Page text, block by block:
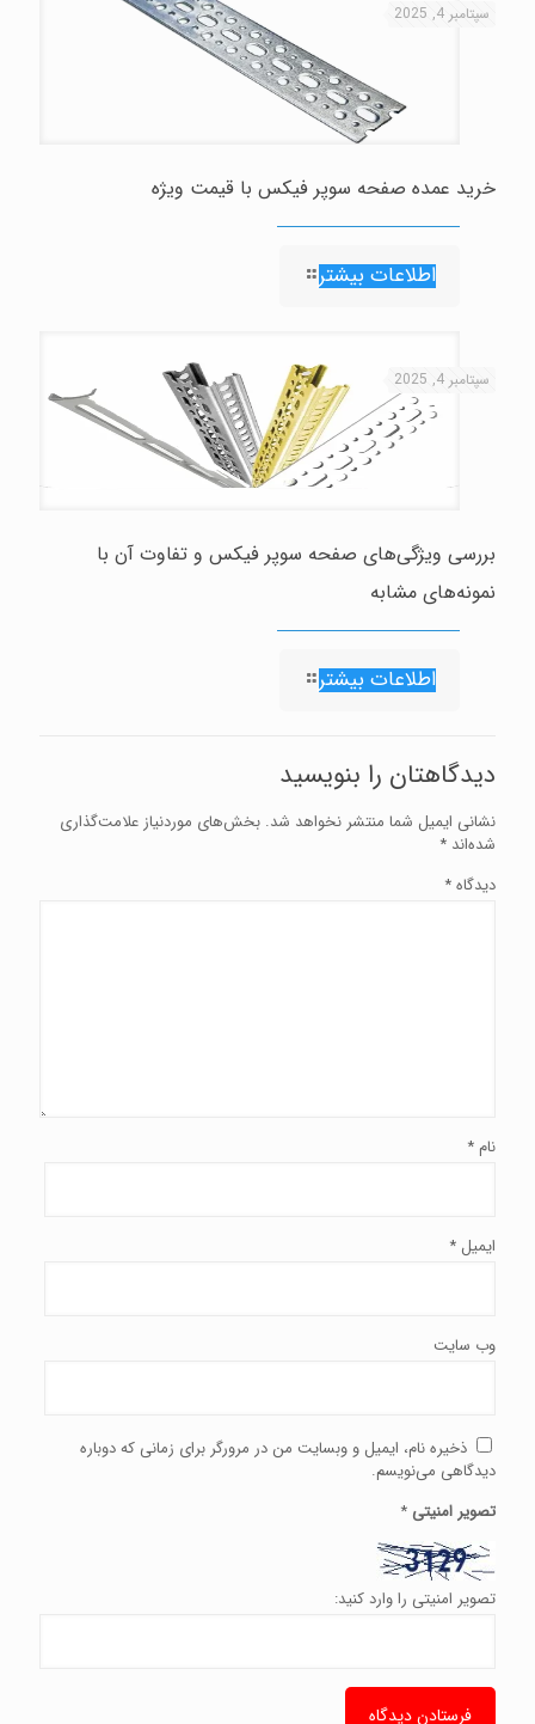
سپتامبر 4, 2025
خرید عمده صفحه سوپر فیکس با قیمت ویژه
اطلاعات بیشتر
سپتامبر 4, 2025
بررسی ویژگی‌های صفحه سوپر فیکس و تفاوت آن با
نمونه‌های مشابه
اطلاعات بیشتر
دیدگاهتان را بنویسید
نشانی ایمیل شما منتشر نخواهد شد. بخش‌های موردنیاز علامت‌گذاری
شده‌اند *
دیدگاه*
نام *
ایمیل *
وب‌ سایت
ذخیره نام، ایمیل و وبسایت من در مرورگر برای زمانی که دوباره
دیدگاهی می‌نویسم.
تصویر امنیتی *
تصویر امنیتی را وارد کنید: